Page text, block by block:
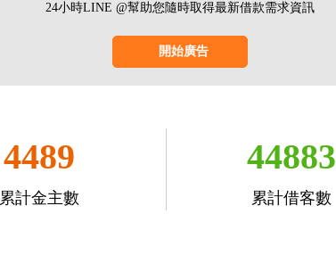
24小時LINE @幫助您隨時取得最新借款需求資訊
開始廣告
4489
累計金主數
44883
累計借客數